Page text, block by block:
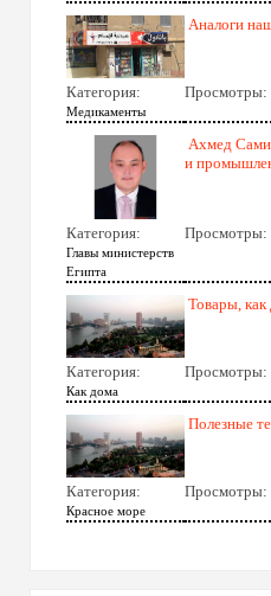
Аналоги
Категория:
Медикаменты
Просмотры:
Ахмед
и
Категория:
Главы министерств
Египта
Просмотры:
Товары, как
Категория:
Как дома
Просмотры:
Полезные
Категория:
Красное море
Просмотры: